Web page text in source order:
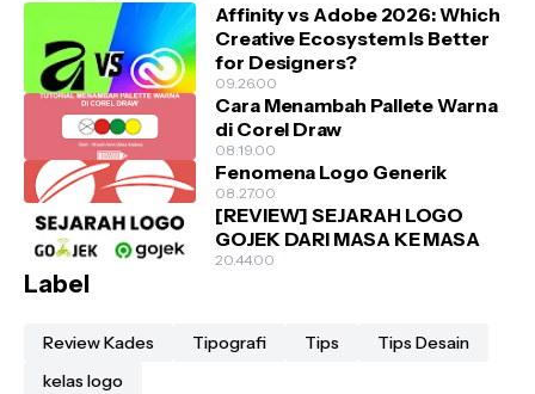
Affinity vs Adobe 2026: Which
Creative Ecosystem Is Better
for Designers?
09.26.00
Cara Menambah Pallete Warna
di Corel Draw
08.19.00
Fenomena Logo Generik
08.27.00
[REVIEW] SEJARAH LOGO
GOJEK DARI MASA KE MASA
20.44.00
Label
Review Kades Tipografi Tips
Tips Desain
kelas logo